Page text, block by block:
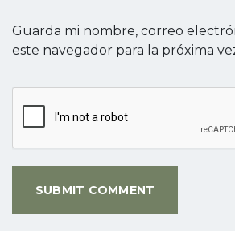
Guarda mi nombre, correo
este navegador para la próxima